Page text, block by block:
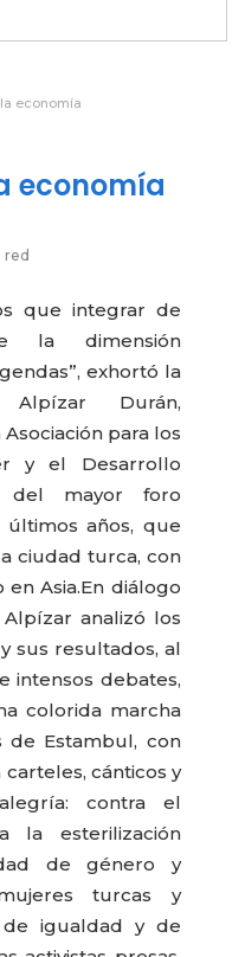
economía
economía
red
que integrar de
la dimensión
exhortó la
Alpízar Durán,
para los
y el Desarrollo
del mayor foro
años, que
ciudad turca, con
Asia.En diálogo
Alpízar analizó los
sus resultados, al
intensos debates,
colorida marcha
de Estambul, con
cánticos y
contra el
la esterilización
de género y
turcas y
igualdad y de